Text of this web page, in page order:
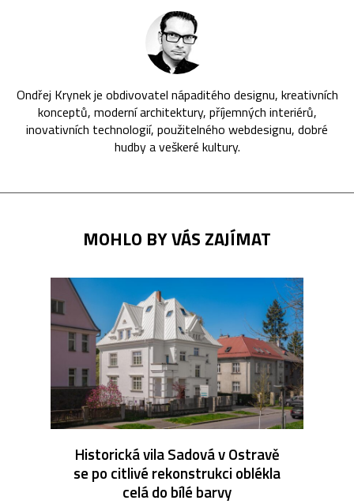
Ondřej Krynek je obdivovatel nápaditého designu, kreativních
konceptů, moderní architektury, příjemných interiérů,
inovativních technologií, použitelného webdesignu, dobré
hudby a veškeré kultury.
MOHLO BY VÁS ZAJÍMAT
Historická vila Sadová v Ostravě
se po citlivé rekonstrukci oblékla
celá do bílé barvy